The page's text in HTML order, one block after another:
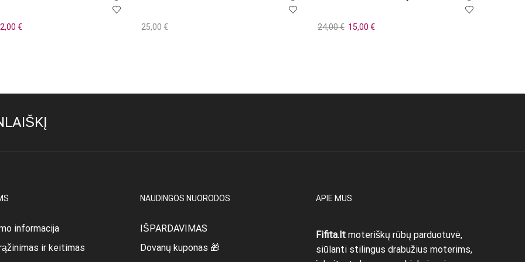
€Current
25,00 € 24,00€ Original
15,00 €Current
informacija
ir keitimas
NAUDINGOS NUORODOS
IŠPARDAVIMAS
Dovanų kuponas 🎁
APIE MUS
Fifita.lt moteriškų rūbų parduotuvė,
siūlanti stilingus drabužius moterims,